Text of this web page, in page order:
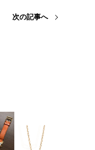
次の記事へ